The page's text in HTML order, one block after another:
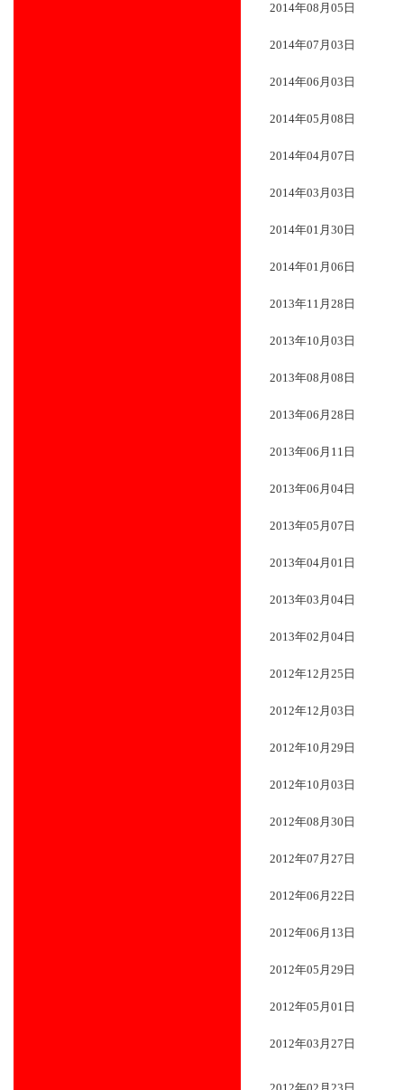
2014年08月05日
2014年07月03日
2014年06月03日
2014年05月08日
2014年04月07日
2014年03月03日
2014年01月30日
2014年01月06日
2013年11月28日
2013年10月03日
2013年08月08日
2013年06月28日
2013年06月11日
2013年06月04日
2013年05月07日
2013年04月01日
2013年03月04日
2013年02月04日
2012年12月25日
2012年12月03日
2012年10月29日
2012年10月03日
2012年08月30日
2012年07月27日
2012年06月22日
2012年06月13日
2012年05月29日
2012年05月01日
2012年03月27日